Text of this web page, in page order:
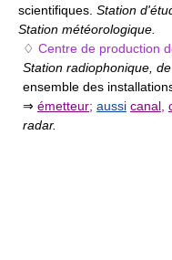
scientifiques. Station
Station météorologique.
♢ Centre de production
Station radiophonique,
ensemble des
⇒ émetteur; aussi canal,
radar.